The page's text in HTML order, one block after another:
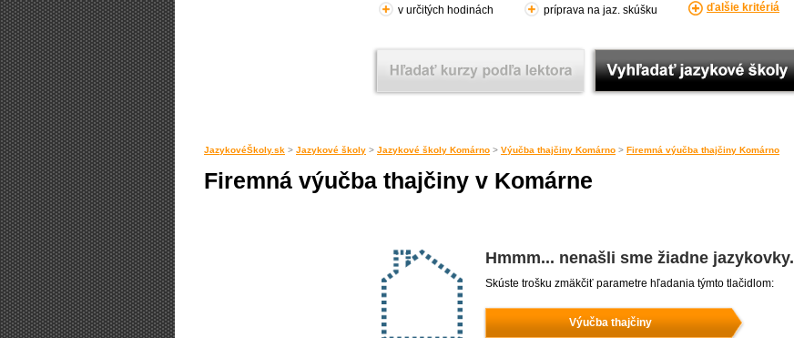
v určitých hodinách príprava na jaz. skúšku ďalšie kritériá
JazykovéŠkoly.sk > Jazykové školy > Jazykové školy Komárno > Výučba thajčiny Komárno > Firemná výučba thajčiny Komárno
Firemná výučba thajčiny v Komárne
Hmmm... nenašli sme žiadne jazykovky.
Skúste trošku zmäkčiť parametre hľadania týmto tlačidlom:
Výučba thajčiny